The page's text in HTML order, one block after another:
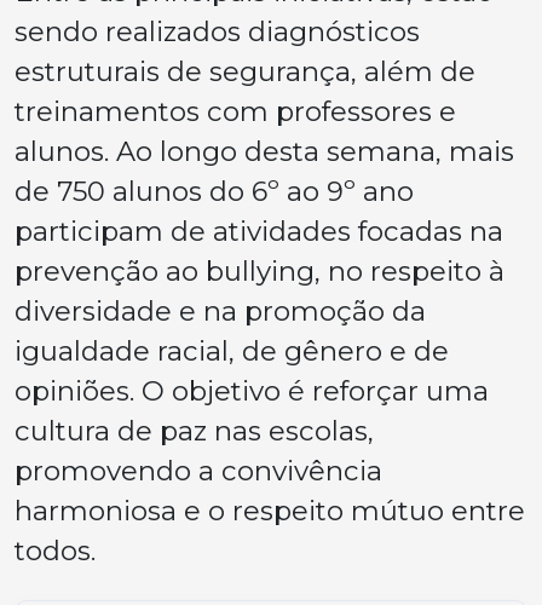
sendo realizados diagnósticos
estruturais de segurança, além de
treinamentos com professores e
alunos. Ao longo desta semana, mais
de 750 alunos do 6º ao 9º ano
participam de atividades focadas na
prevenção ao bullying, no respeito à
diversidade e na promoção da
igualdade racial, de gênero e de
opiniões. O objetivo é reforçar uma
cultura de paz nas escolas,
promovendo a convivência
harmoniosa e o respeito mútuo entre
todos.